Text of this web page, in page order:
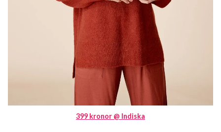
399 kronor @ Indiska